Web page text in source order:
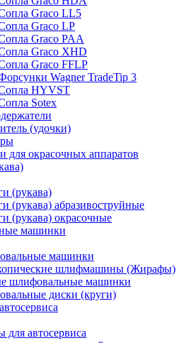
Graco LL5
Graco LP
Graco PAA
Graco XHD
Graco FFLP
Wagner TradeTip 3
HYVST
Sotex
(удочки)
для окрасочных аппаратов
(рукава)
(рукава) абразивоструйные
(рукава) окрасочные
машинки
машинки
шлифмашины (Жирафы)
шлифовальные машинки
диски (круги)
для автосервиса